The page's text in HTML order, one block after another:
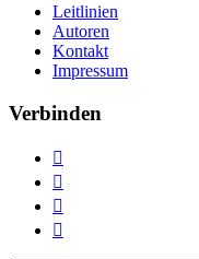
Leitlinien
Autoren
Kontakt
Impressum
Verbinden



